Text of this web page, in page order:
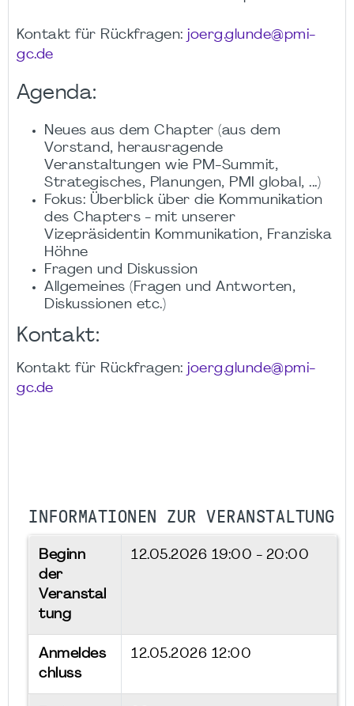
Kontakt für Rückfragen: joerg.glunde@pmi-
gc.de
Agenda:
Neues aus dem Chapter (aus dem
Vorstand, herausragende
Veranstaltungen wie PM-Summit,
Strategisches, Planungen, PMI global, ...)
Fokus: Überblick über die Kommunikation
des Chapters - mit unserer
Vizepräsidentin Kommunikation, Franziska
Höhne
Fragen und Diskussion
Allgemeines (Fragen und Antworten,
Diskussionen etc.)
Kontakt:
Kontakt für Rückfragen: joerg.glunde@pmi-
gc.de
INFORMATIONEN ZUR VERANSTALTUNG
Beginn
der
Veranstal
tung
12.05.2026 19:00 - 20:00
Anmeldes
chluss
12.05.2026 12:00